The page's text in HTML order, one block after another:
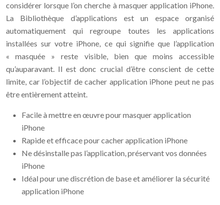
considérer lorsque l’on cherche à masquer application iPhone.
La Bibliothèque d’applications est un espace organisé
automatiquement qui regroupe toutes les applications
installées sur votre iPhone, ce qui signifie que l’application
« masquée » reste visible, bien que moins accessible
qu’auparavant. Il est donc crucial d’être conscient de cette
limite, car l’objectif de cacher application iPhone peut ne pas
être entièrement atteint.
Facile à mettre en œuvre pour masquer application
iPhone
Rapide et efficace pour cacher application iPhone
Ne désinstalle pas l’application, préservant vos données
iPhone
Idéal pour une discrétion de base et améliorer la sécurité
application iPhone